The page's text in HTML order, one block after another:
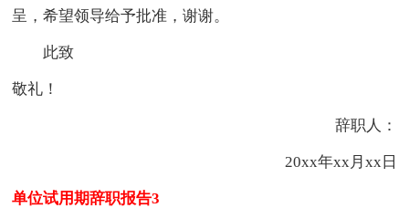
呈，希望领导给予批准，谢谢。
此致
敬礼！
辞职人：
20xx年xx月xx日
单位试用期辞职报告3